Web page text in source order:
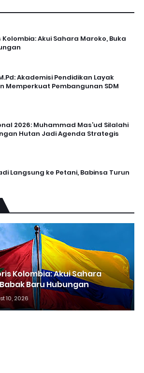
Akui Sahara Maroko, Buka
Akademisi Pendidikan Layak
Memperkuat Pembangunan SDM
2026: Muhammad Mas’ud Silalahi
Hutan Jadi Agenda Strategis
Langsung ke Petani, Babinsa Turun
Kolombia: Akui Sahara
Baru Hubungan
10, 2026